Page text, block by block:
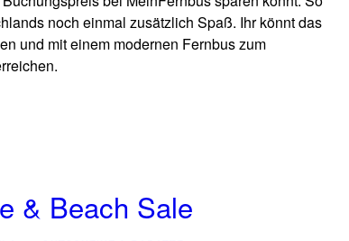
noch einmal zusätzlich Spaß. Ihr könnt das
und mit einem modernen Fernbus zum
& Beach Sale